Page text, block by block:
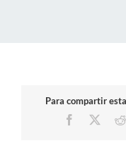
Para compartir
Facebook